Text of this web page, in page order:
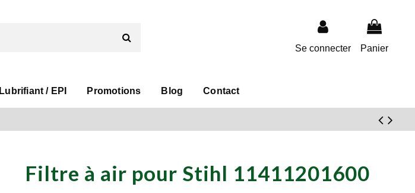
Se connecter Panier
Lubrifiant / EPI Promotions Blog Contact
Filtre à air pour Stihl 11411201600